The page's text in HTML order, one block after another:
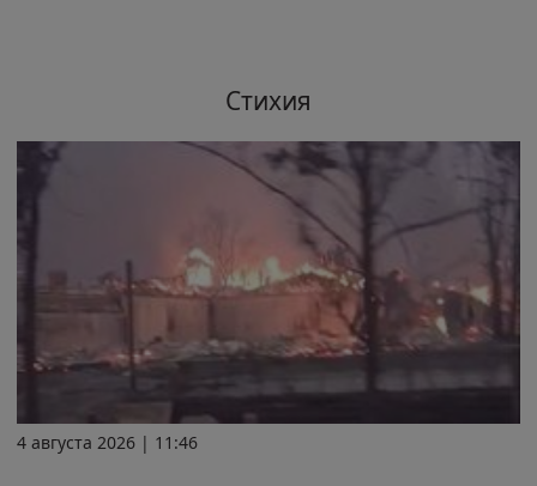
Стихия
4 августа 2026 | 11:46